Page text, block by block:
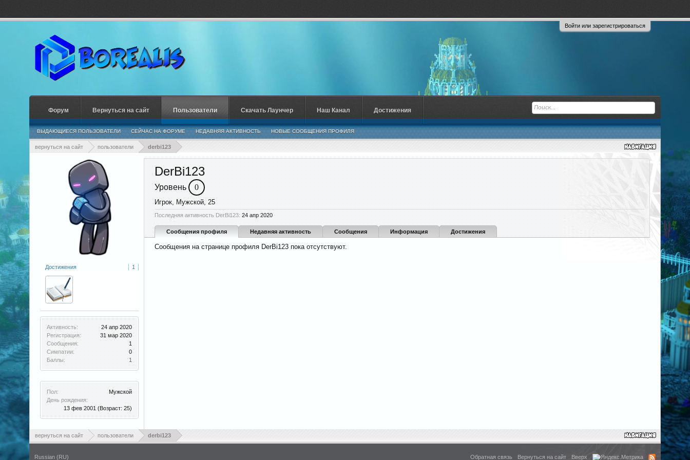
Войти или зарегистрироваться
вернуться на сайт пользователи derbi123
Достижения 1
Активность:
24 апр 2020
Регистрация:
31 мар 2020
Сообщения:
1
Симпатии:
0
Баллы:
1
Пол:
Мужской
День рождения:
13 фев 2001 (Возраст: 25)
DerBi123
Уровень 0
Игрок, Мужской, 25
Последняя активность DerBi123: 24 апр 2020
Сообщения профиля Недавняя активность Сообщения Информация Достижения
Сообщения на странице профиля DerBi123 пока отсутствуют.
вернуться на сайт пользователи derbi123
Форум Вернуться на сайт Пользователи
ВЫДАЮЩИЕСЯ ПОЛЬЗОВАТЕЛИ СЕЙЧАС НА ФОРУМЕ НЕДАВНЯЯ АКТИВНОСТЬ НОВЫЕ СООБЩЕНИЯ ПРОФИЛЯ
Скачать Лаунчер Наш Канал Достижения
Russian (RU) Обратная связь Вернуться на сайт Вверх